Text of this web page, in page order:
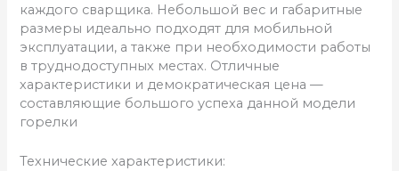
каждого сварщика. Небольшой вес и габаритные
размеры идеально подходят для мобильной
эксплуатации, а также при необходимости работы
в труднодоступных местах. Отличные
характеристики и демократическая цена —
составляющие большого успеха данной модели
горелки
Технические характеристики: